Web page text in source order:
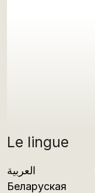
Le lingue
العربية
Беларуская